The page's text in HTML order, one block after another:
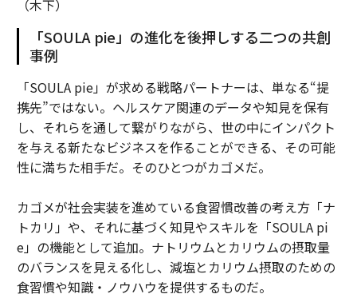
（木下）
「SOULA pie」の進化を後押しする二つの共創
事例
「SOULA pie」が求める戦略パートナーは、単なる“提
携先”ではない。ヘルスケア関連のデータや知見を保有
し、それらを通して繋がりながら、世の中にインパクト
を与える新たなビジネスを作ることができる、その可能
性に満ちた相手だ。そのひとつがカゴメだ。
カゴメが社会実装を進めている食習慣改善の考え方「ナ
トカリ」や、それに基づく知見やスキルを「SOULA pi
e」の機能として追加。ナトリウムとカリウムの摂取量
のバランスを見える化し、減塩とカリウム摂取のための
食習慣や知識・ノウハウを提供するものだ。